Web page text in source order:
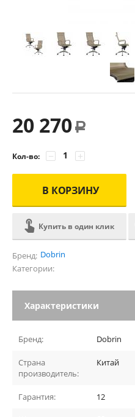
20 270 Р
Кол-во: +
−
В КОРЗИНУ
Купить в один клик
Бренд: Dobrin
Категории:
Характеристики
Бренд: Dobrin
Страна
производитель:
Китай
Гарантия: 12